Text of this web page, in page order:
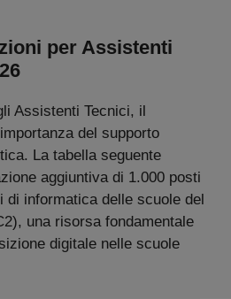
per Assistenti
Assistenti Tecnici, il
del supporto
La tabella seguente
aggiuntiva di 1.000 posti
di informatica delle scuole del
una risorsa fondamentale
digitale nelle scuole